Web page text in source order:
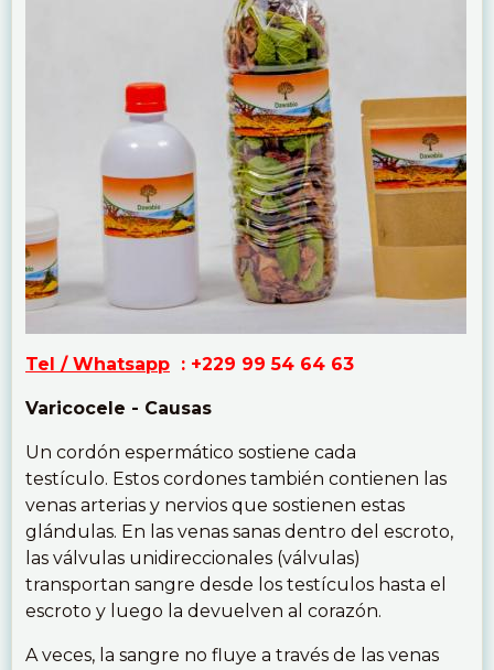
Tel / Whatsapp : +229 99 54 64 63
Varicocele - Causas
Un cordón espermático sostiene cada
testículo. Estos cordones también contienen las
venas arterias y nervios que sostienen estas
glándulas. En las venas sanas dentro del escroto,
las válvulas unidireccionales (válvulas)
transportan sangre desde los testículos hasta el
escroto y luego la devuelven al corazón.
A veces, la sangre no fluye a través de las venas